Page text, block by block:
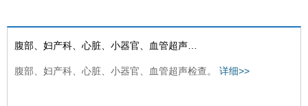
腹部、妇产科、心脏、小器官、血管超声…
腹部、妇产科、心脏、小器官、血管超声检查。 详细>>